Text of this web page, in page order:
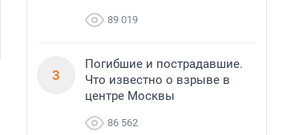
а также недалеко от Большого Тосненского
89 019
3
Погибшие и пострадавшие.
Что известно о взрыве в
центре Москвы
86 562